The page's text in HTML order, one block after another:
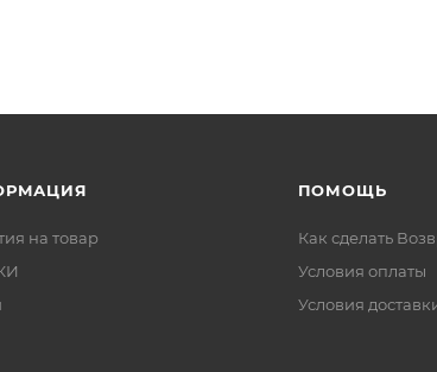
на товар
ПОМОЩЬ
Как сделать
Условия оплаты
Условия